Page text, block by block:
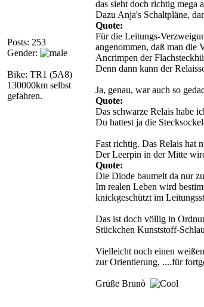
Posts: 253
Gender:
Bike: TR1 (5A8)
130000km selbst
gefahren.
das sieht doch richtig mega
Dazu Anja's Schaltpläne,
Quote:
Für die Leitungs-
angenommen, daß man die
Ancrimpen der
Denn dann kann der
Ja, genau, war auch so
Quote:
Das schwarze Relais habe
Du hattest ja die
Fast richtig. Das Relais hat
Der Leerpin in der Mitte
Quote:
Die Diode baumelt da nur
Im realen Leben wird
knickgeschützt im
Das ist doch völlig in
Stückchen Kunststoff-
Vielleicht noch einen
zur Orientierung, ....für
Grüße Brunò